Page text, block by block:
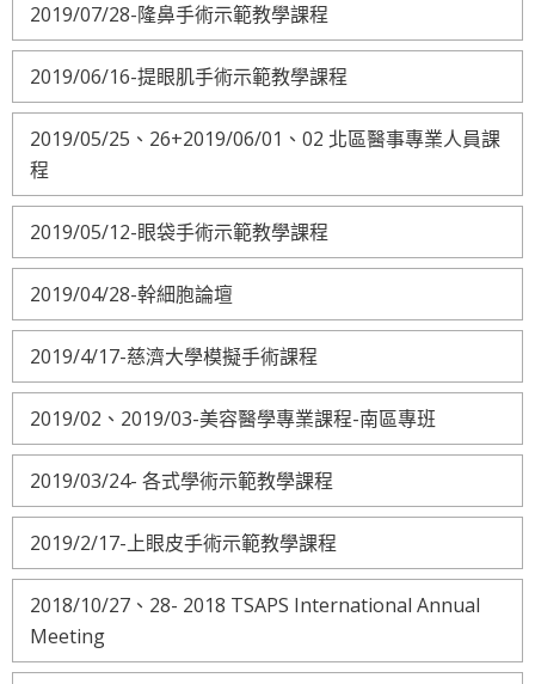
2019/07/28-隆鼻手術示範教學課程
2019/06/16-提眼肌手術示範教學課程
2019/05/25、26+2019/06/01、02 北區醫事專業人員課
程
2019/05/12-眼袋手術示範教學課程
2019/04/28-幹細胞論壇
2019/4/17-慈濟大學模擬手術課程
2019/02、2019/03-美容醫學專業課程-南區專班
2019/03/24- 各式學術示範教學課程
2019/2/17-上眼皮手術示範教學課程
2018/10/27、28- 2018 TSAPS International Annual
Meeting